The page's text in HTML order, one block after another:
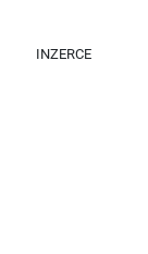
INZERCE